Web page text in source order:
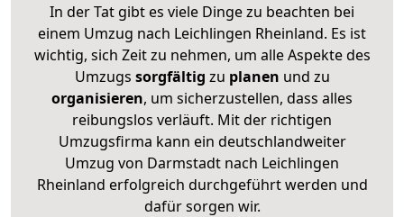
In der Tat gibt es viele Dinge zu beachten bei
einem Umzug nach Leichlingen Rheinland. Es ist
wichtig, sich Zeit zu nehmen, um alle Aspekte des
Umzugs sorgfältig zu planen und zu
organisieren, um sicherzustellen, dass alles
reibungslos verläuft. Mit der richtigen
Umzugsfirma kann ein deutschlandweiter
Umzug von Darmstadt nach Leichlingen
Rheinland erfolgreich durchgeführt werden und
dafür sorgen wir.